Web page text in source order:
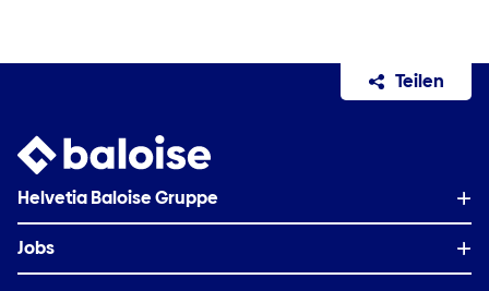
Teilen
Helvetia Baloise Gruppe
Auf einen Blick
Jobs